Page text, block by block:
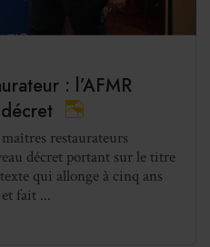
: l’AFMR
restaurateurs
décret portant sur le titre
qui allonge à cinq ans
fait ...